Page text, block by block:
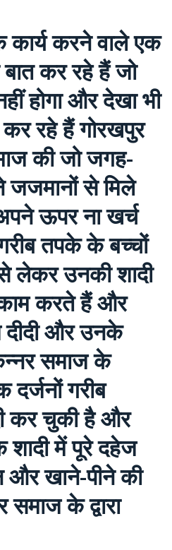
कार्य करने वाले एक
कर रहे हैं जो
होगा और देखा भी
कर रहे हैं गोरखपुर
की जो जगह-
से मिले
ऊपर ना खर्च
तपके के बच्चों
लेकर उनकी शादी
करते हैं और
दीदी और उनके
समाज के
गरीब
कर चुकी है और
शादी में पूरे दहेज
खाने-पीने की
समाज के द्वारा